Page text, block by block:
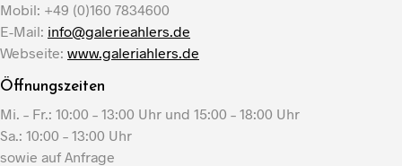
Mobil: +49 (0)160 7834600
E-Mail: info@galerieahlers.de
Webseite: www.galeriahlers.de
Öffnungszeiten
Mi. – Fr.: 10:00 – 13:00 Uhr und 15:00 – 18:00 Uhr
Sa.: 10:00 – 13:00 Uhr
sowie auf Anfrage